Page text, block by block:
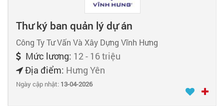
Thư ký ban quản lý dự án
Công Ty Tư Vấn Và Xây Dựng Vĩnh Hưng
Mức lương: 12 - 16 triệu
Địa điểm: Hưng Yên
Ngày cập nhật: 13-04-2026